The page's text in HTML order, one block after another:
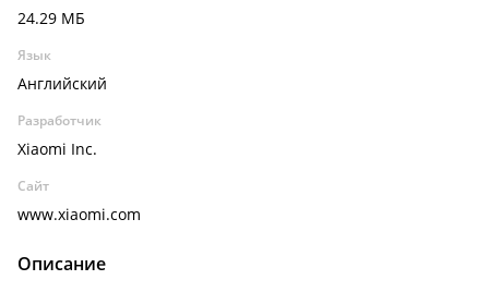
24.29 МБ
Язык
Английский
Разработчик
Xiaomi Inc.
Сайт
www.xiaomi.com
Описание